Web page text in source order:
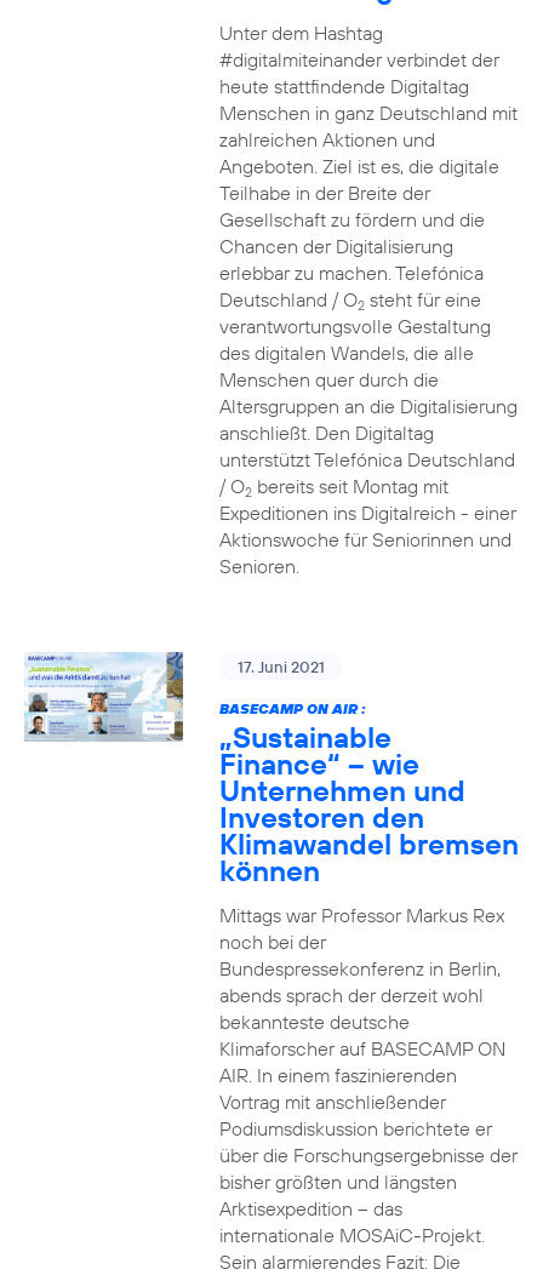
Unter dem Hashtag
#digitalmiteinander verbindet der
heute stattfindende Digitaltag
Menschen in ganz Deutschland mit
zahlreichen Aktionen und
Angeboten. Ziel ist es, die digitale
Teilhabe in der Breite der
Gesellschaft zu fördern und die
Chancen der Digitalisierung
erlebbar zu machen. Telefónica
Deutschland / O2steht für eine
verantwortungsvolle Gestaltung
des digitalen Wandels, die alle
Menschen quer durch die
Altersgruppen an die Digitalisierung
anschließt. Den Digitaltag
unterstützt Telefónica Deutschland
/ O2bereits seit Montag mit
Expeditionen ins Digitalreich - einer
Aktionswoche für Seniorinnen und
Senioren.
17. Juni 2021
BASECAMP ON AIR :
„Sustainable
Finance“ – wie
Unternehmen und
Investoren den
Klimawandel bremsen
können
Mittags war Professor Markus Rex
noch bei der
Bundespressekonferenz in Berlin,
abends sprach der derzeit wohl
bekannteste deutsche
Klimaforscher auf BASECAMP ON
AIR. In einem faszinierenden
Vortrag mit anschließender
Podiumsdiskussion berichtete er
über die Forschungsergebnisse der
bisher größten und längsten
Arktisexpedition – das
internationale MOSAiC-Projekt.
Sein alarmierendes Fazit: Die